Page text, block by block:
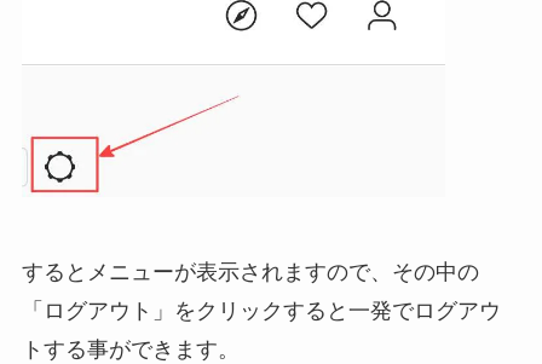
するとメニューが表示されますので、その中の
「ログアウト」をクリックすると一発でログアウ
トする事ができます。